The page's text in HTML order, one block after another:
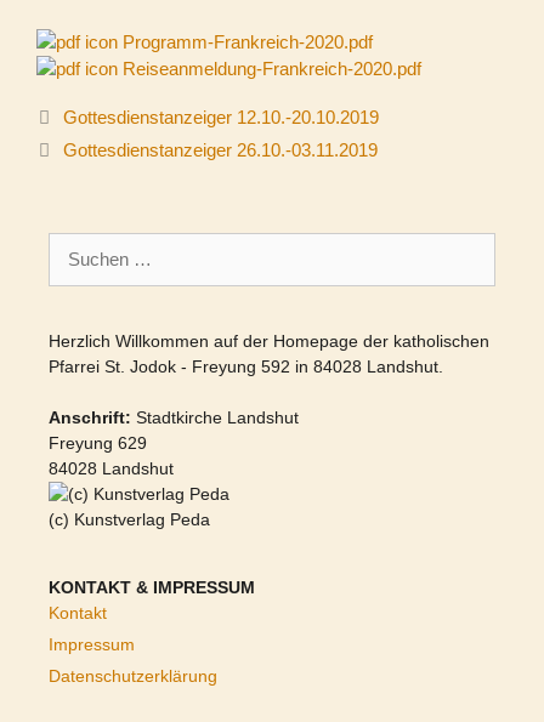
Programm-Frankreich-2020.pdf
Reiseanmeldung-Frankreich-2020.pdf
Gottesdienstanzeiger 12.10.-20.10.2019
Gottesdienstanzeiger 26.10.-03.11.2019
nach:
Herzlich Willkommen auf der Homepage der katholischen
Pfarrei St. Jodok - Freyung 592 in 84028 Landshut.
Anschrift: Stadtkirche Landshut
Freyung 629
84028 Landshut
(c) Kunstverlag Peda
KONTAKT & IMPRESSUM
Kontakt
Impressum
Datenschutzerklärung